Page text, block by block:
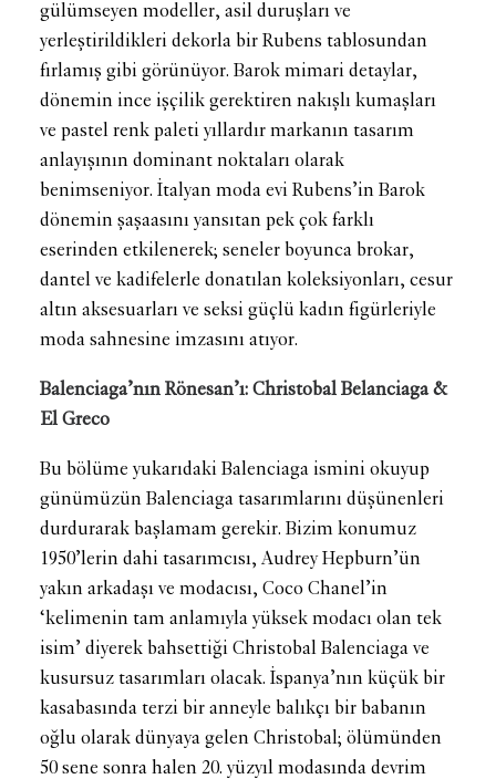
gülümseyen modeller, asil duruşları ve
yerleştirildikleri dekorla bir Rubens tablosundan
fırlamış gibi görünüyor. Barok mimari detaylar,
dönemin ince işçilik gerektiren nakışlı kumaşları
ve pastel renk paleti yıllardır markanın tasarım
anlayışının dominant noktaları olarak
benimseniyor. İtalyan moda evi Rubens’in Barok
dönemin şaşaasını yansıtan pek çok farklı
eserinden etkilenerek; seneler boyunca brokar,
dantel ve kadifelerle donatılan koleksiyonları, cesur
altın aksesuarları ve seksi güçlü kadın figürleriyle
moda sahnesine imzasını atıyor.
Balenciaga’nın Rönesan’ı: Christobal Belanciaga &
El Greco
Bu bölüme yukarıdaki Balenciaga ismini okuyup
günümüzün Balenciaga tasarımlarını düşünenleri
durdurarak başlamam gerekir. Bizim konumuz
1950’lerin dahi tasarımcısı, Audrey Hepburn’ün
yakın arkadaşı ve modacısı, Coco Chanel’in
‘kelimenin tam anlamıyla yüksek modacı olan tek
isim’ diyerek bahsettiği Christobal Balenciaga ve
kusursuz tasarımları olacak. İspanya’nın küçük bir
kasabasında terzi bir anneyle balıkçı bir babanın
oğlu olarak dünyaya gelen Christobal; ölümünden
50 sene sonra halen 20. yüzyıl modasında devrim